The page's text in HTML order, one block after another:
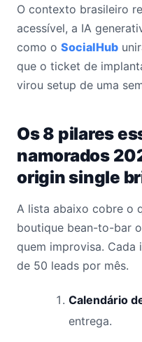
O contexto brasileiro
acessível, a IA
como o SocialHub
que o ticket de
virou setup de uma
Os 8 pilares
namorados
origin single
A lista abaixo cobre o
boutique bean-to-bar
quem improvisa. Cada
de 50 leads por mês.
Calendário
entrega.